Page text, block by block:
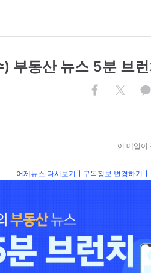
동산 뉴스 5분 브런
이 메일이
어제뉴스 다시보기 ㅣ 구독정보 변경하기 ㅣ